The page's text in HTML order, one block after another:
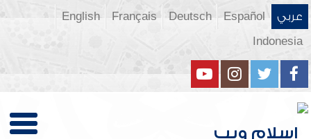
عربي Español
Deutsch
Français
English
Indonesia